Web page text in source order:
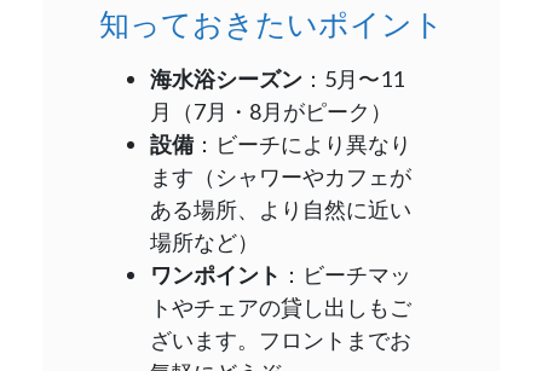
知っておきたいポイント
海水浴シーズン：5月〜11
月（7月・8月がピーク）
設備：ビーチにより異なり
ます（シャワーやカフェが
ある場所、より自然に近い
場所など）
ワンポイント ：ビーチマッ
トやチェアの貸し出しもご
ざいます。フロントまでお